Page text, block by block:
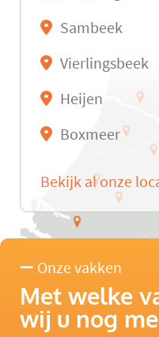
Sambeek
Vierlingsbeek
Heijen
Boxmeer
Bekijk al onze
Onze vakken
Met welke
wij u nog